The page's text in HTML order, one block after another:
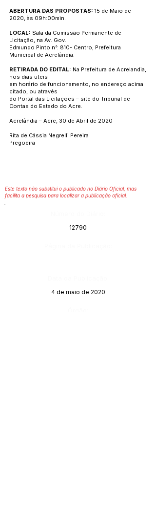
ABERTURA DAS PROPOSTAS: 15 de Maio de
2020, às 09h:00min.
LOCAL: Sala da Comissão Permanente de
Licitação, na Av. Gov.
Edmundo Pinto n°. 810- Centro, Prefeitura
Municipal de Acrelândia.
RETIRADA DO EDITAL: Na Prefeitura de Acrelandia,
nos dias uteis
em horário de funcionamento, no endereço acima
citado, ou através
do Portal das Licitações – site do Tribunal de
Contas do Estado do Acre.
Acrelândia – Acre, 30 de Abril de 2020
Rita de Cássia Negrelli Pereira
Pregoeira
Este texto não substitui o publicado no Diário Oficial, mas
facilita a pesquisa para localizar a publicação oficial.
12790
4 de maio de 2020